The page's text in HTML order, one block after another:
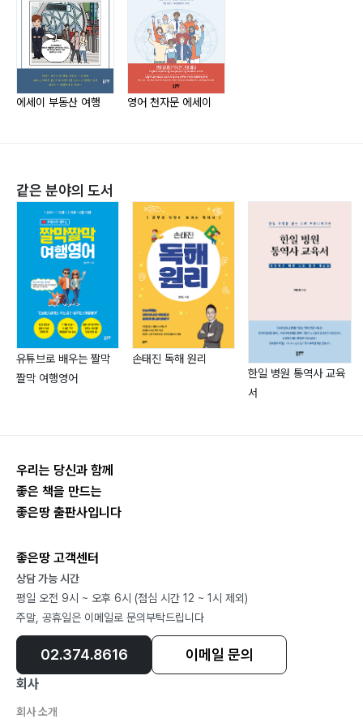
는 데 지루하지 않았다. 어려운 고전을 대중적 언어로 이
야기하듯 잘 다듬어 세상에 펼친 듯하다. 책 속에서 미래
의 꿈을 발견하고 찾으려는 청소년 학생 모두에게 추천한
- SBS cnbc 절세미남 절세미녀 전속출연 회계사
This book is a great addition to our book
collection. It will help my children, who have a
German-Korean background, to more thoroughly
understand ancient written Korean sources.
- IT Specialist, 네덜란드 주재 독일인 Daniel Belter
강)… 34
009. 물장구치며 놀던 시절 (The days of playing
with water 해함하담 린잠우상)… 36
010. 나는 이름이 여러 개다 (I have several names 용
사화재 조관인황)… 38
brother, a good nature of man 추위양국 유우도당)…
013. 인과응보야 궁금하다 (A reward in accordance
with a deed, I wonder 조민벌죄 주발은탕)… 44
014. 스님에 대한 동경 (Longing for the monk 좌조문
도 수공평장)… 46
015. 어머니의 측은지심 (Mother’s compassion 애육여
수 신복융강)… 48
016. 아쉬움, 멀면서 가까운 세상 (Sadly, a distant and
018. 어느 날, 가족 산책과 등산 (One day, family
walks and hiking 화피초목 뢰급만방)… 54
019. 철학과 종교 (Philosophy and Religion 개차신발
020. 천지공사인가, 예측 어려운 시대 변화 (The great
change of heaven and earth, The Unpredictable
Changes in the Age 공유국양 기감훼상)… 58
021. 꼰대는 혐오냐, 어른스럽냐 (Ggondae, Is it
hateful against an adult? 여모정열 남효재량)… 60
022. 천성과 지성 (Inborn and Intelligence 지과필개
득능막망)… 62
023. 어린 시절의 경영 경제 경험 (Business Economy
에세이 부동산 여행 영어 천자문 에세이
같은 분야의 도서
유튜브로 배우는 짤막
짤막 여행영어
손태진 독해 원리
한일 병원 통역사 교육
서
우리는 당신과 함께
좋은 책을 만드는
좋은땅 출판사입니다
좋은땅 고객센터
상담 가능 시간
평일 오전 9시 ~ 오후 6시 (점심 시간 12 ~ 1시 제외)
주말, 공휴일은 이메일로 문의부탁드립니다
02.374.8616 이메일 문의
회사
회사 소개